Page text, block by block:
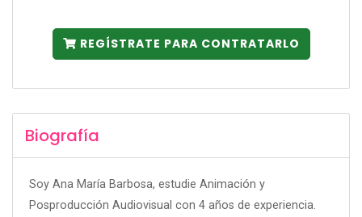
REGÍSTRATE PARA CONTRATARLO
Biografía
Soy Ana María Barbosa, estudie Animación y
Posproducción Audiovisual con 4 años de experiencia.